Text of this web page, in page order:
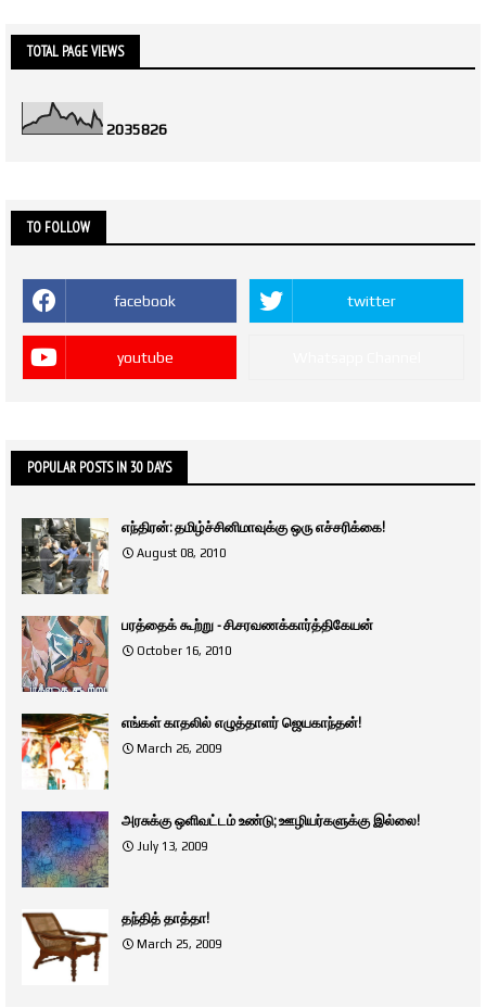
TOTAL PAGE VIEWS
2035826
TO FOLLOW
facebook twitter
youtube
POPULAR POSTS IN 30 DAYS
எந்திரன்: தமிழ்ச்சினிமாவுக்கு ஒரு எச்சரிக்கை!
August 08, 2010
பரத்தைக் கூற்று - சி.சரவணக்கார்த்திகேயன்
October 16, 2010
எங்கள் காதலில் எழுத்தாளர் ஜெயகாந்தன்!
March 26, 2009
அரசுக்கு ஒளிவட்டம் உண்டு; ஊழியர்களுக்கு இல்லை!
July 13, 2009
தந்தித் தாத்தா!
March 25, 2009